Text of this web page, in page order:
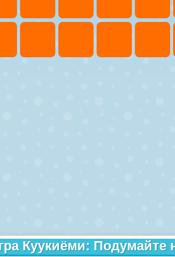
Куукиёми: Подумайте